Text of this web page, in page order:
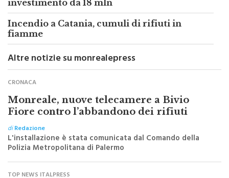
A Roma riapre il Ponte dell’Industria,
investimento da 18 mln
Incendio a Catania, cumuli di rifiuti in
fiamme
Altre notizie su monrealepress
CRONACA
Monreale, nuove telecamere a Bivio
Fiore contro l’abbandono dei rifiuti
di Redazione
L'installazione è stata comunicata dal Comando della
Polizia Metropolitana di Palermo